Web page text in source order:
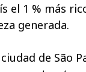
el 1 % más
generada.
de São